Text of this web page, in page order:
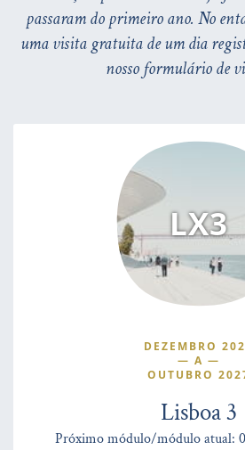
passaram do primeiro ano. No
uma visita gratuita de um dia
nosso formulário de
LX3
DEZEMBRO
— A —
OUTUBRO
Lisboa 3
Próximo módulo/módulo atual: